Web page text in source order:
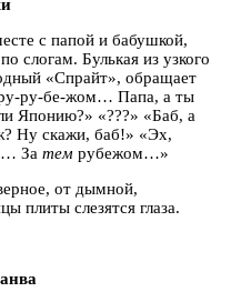
с папой и бабушкой,
слогам. Булькая из узкого
«Спрайт», обращает
ру-ру-бе-жом… Папа, а ты
Японию?» «???» «Баб, а
Ну скажи, баб!» «Эх,
За тем рубежом…»
от дымной,
плиты слезятся глаза.